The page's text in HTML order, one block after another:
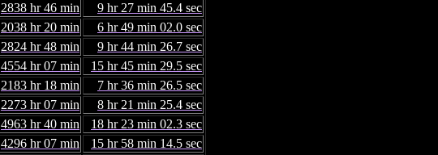
2838 hr 46 min
9 hr 27 min 45.4 sec
2038 hr 20 min
6 hr 49 min 02.0 sec
2824 hr 48 min
9 hr 44 min 26.7 sec
4554 hr 07 min
15 hr 45 min 29.5 sec
2183 hr 18 min
7 hr 36 min 26.5 sec
2273 hr 07 min
8 hr 21 min 25.4 sec
4963 hr 40 min
18 hr 23 min 02.3 sec
4296 hr 07 min
15 hr 58 min 14.5 sec